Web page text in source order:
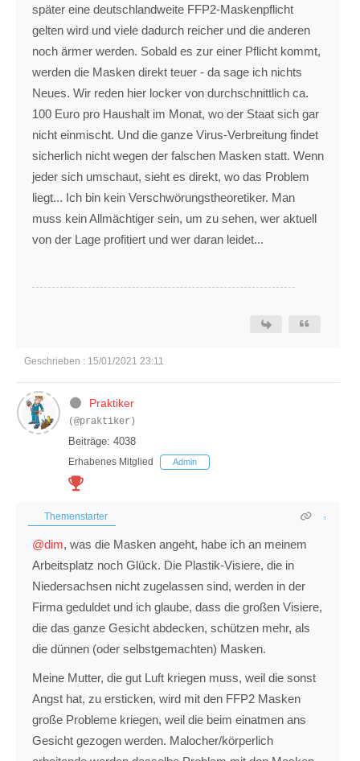
später eine deutschlandweite FFP2-Maskenpflicht
gelten wird und viele dadurch reicher und die anderen
noch ärmer werden. Sobald es zur einer Pflicht kommt,
werden die Masken direkt teuer - da sage ich nichts
Neues. Wir reden hier locker von durchschnittlich ca.
100 Euro pro Haushalt im Monat, wo der Staat sich gar
nicht einmischt. Und die ganze Virus-Verbreitung findet
sicherlich nicht wegen der falschen Masken statt. Wenn
jeder sich umschaut, sieht es direkt, wo das Problem
liegt... Ich bin kein Verschwörungstheoretiker. Man
muss kein Allmächtiger sein, um zu sehen, wer aktuell
von der Lage profitiert und wer daran leidet...
Geschrieben : 15/01/2021 23:11
Praktiker
(@praktiker)
Beiträge: 4038
Erhabenes Mitglied Admin
Themenstarter
@dim, was die Masken angeht, habe ich an meinem
Arbeitsplatz noch Glück. Die Plastik-Visiere, die in
Niedersachsen nicht zugelassen sind, werden in der
Firma geduldet und ich glaube, dass die großen Visiere,
die das ganze Gesicht abdecken, schützen mehr, als
die dünnen (oder selbstgemachten) Masken.
Meine Mutter, die gut Luft kriegen muss, weil die sonst
Angst hat, zu ersticken, wird mit den FFP2 Masken
große Probleme kriegen, weil die beim einatmen ans
Gesicht gezogen werden. Malocher/körperlich